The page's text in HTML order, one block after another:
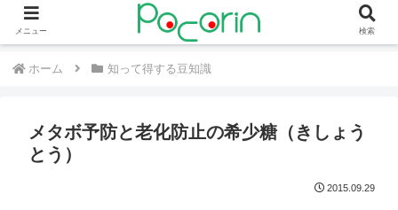
ホーム 知って得する豆知識
メタボ予防と老化防止の希少糖（きしょう
とう）
2015.09.29
メニュー 検索